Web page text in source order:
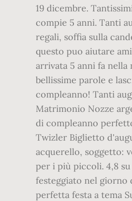
19 dicembre.
compie 5 anni. Tanti
regali, soffia sulla
questo puo aiutare
arrivata 5 anni fa
bellissime parole e
compleanno! Tanti
Matrimonio Nozze
di compleanno
Twizler Biglietto
acquerello, soggetto:
per i più piccoli. 4,8
festeggiato nel giorno
perfetta festa a tema